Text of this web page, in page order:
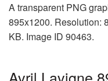
A transparent PNG
895x1200. Resolution:
KB. Image ID 90463.